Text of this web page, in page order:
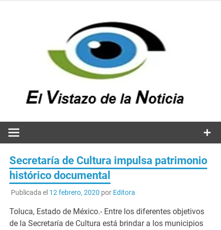
Secretaría de Cultura impulsa patrimonio
histórico documental
Publicada el 12 febrero, 2020 por Editora
Toluca, Estado de México.- Entre los diferentes objetivos
de la Secretaría de Cultura está brindar a los municipios